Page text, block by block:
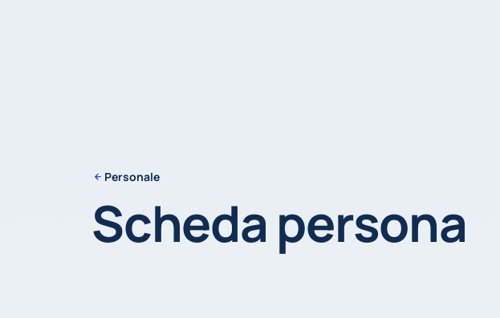
Personale
Scheda persona